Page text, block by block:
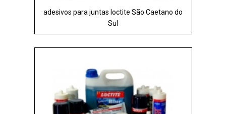
adesivos para juntas loctite São Caetano do
Sul